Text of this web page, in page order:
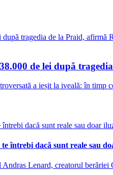
de lei după
a ieșit la iveală: în timp
întrebi dacă sunt reale sau